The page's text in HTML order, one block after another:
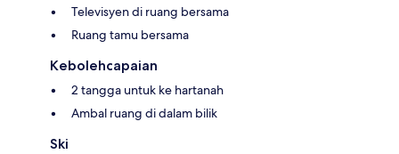
Televisyen di ruang bersama
Ruang tamu bersama
Kebolehcapaian
2 tangga untuk ke hartanah
Ambal ruang di dalam bilik
Ski